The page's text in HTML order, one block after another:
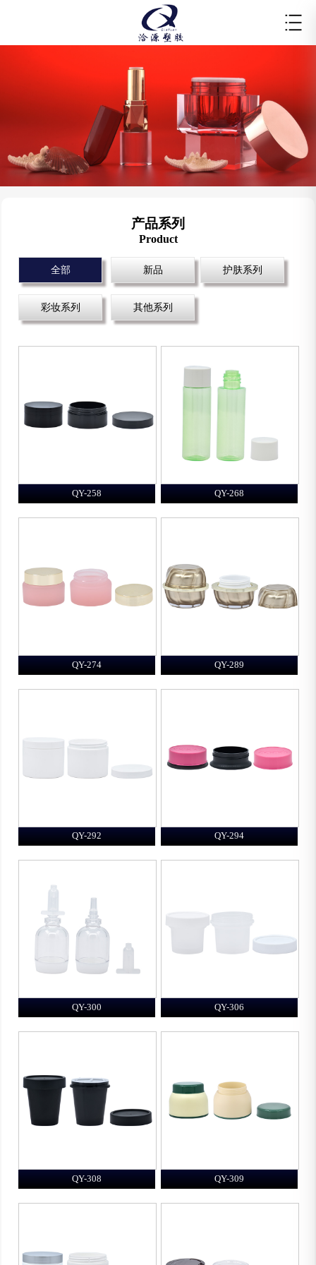
产品系列
Product
全部 新品 护肤系列
彩妆系列 其他系列
QY-258 QY-268
QY-274 QY-289
QY-292 QY-294
QY-300 QY-306
QY-308 QY-309